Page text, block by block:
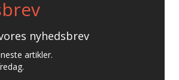
nyhedsbrev
artikler.